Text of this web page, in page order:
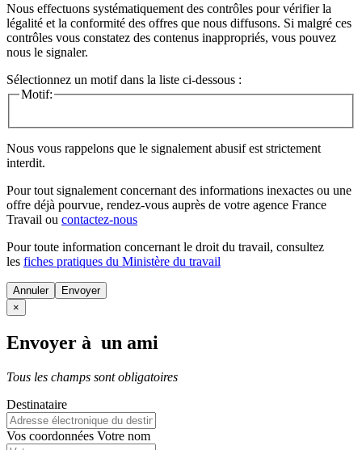
Nous effectuons systématiquement des contrôles pour vérifier la
légalité et la conformité des offres que nous diffusons. Si malgré ces
contrôles vous constatez des contenus inappropriés, vous pouvez
nous le signaler.
Sélectionnez un motif dans la liste ci-dessous :
Motif:
Nous vous rappelons que le signalement abusif est strictement
interdit.
Pour tout signalement concernant des informations inexactes ou une
offre déjà pourvue, rendez-vous auprès de votre agence France
Travail ou contactez-nous
Pour toute information concernant le droit du travail, consultez
les fiches pratiques du Ministère du travail
Annuler
×
Envoyer à un ami
Tous les champs sont obligatoires
Destinataire
Vos coordonnées Votre nom